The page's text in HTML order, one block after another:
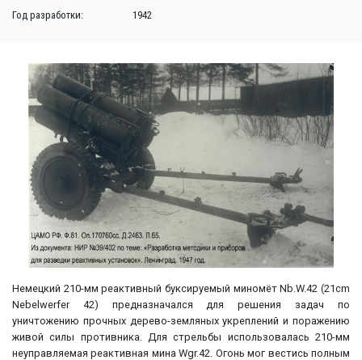
Немецкий 210-мм реактивный буксируемый миномёт Nb.W.42 (21cm
Nebelwerfer 42) предназначался для решения задач по
уничтожению прочных дерево-земляных укреплений и поражению
живой силы противника. Для стрельбы использовалась 210-мм
неуправляемая реактивная мина Wgr.42. Огонь мог вестись полным
Год разработки:
1942